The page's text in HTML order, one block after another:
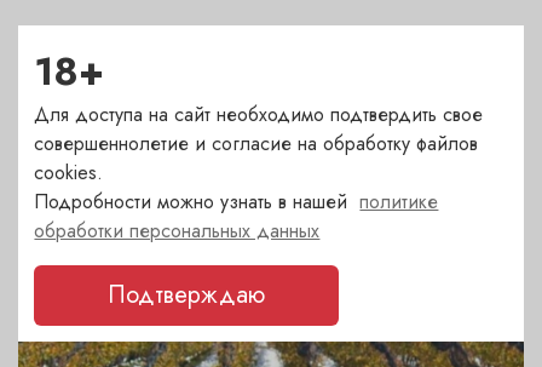
ДРУГИЕ НОВОСТИ
Последние события и акции. Статьи о вине
18+
Для доступа на сайт необходимо подтвердить свое
совершеннолетие и согласие на обработку файлов
cookies.
Подробности можно узнать в нашейполитике
обработки персональных данных
Подтверждаю